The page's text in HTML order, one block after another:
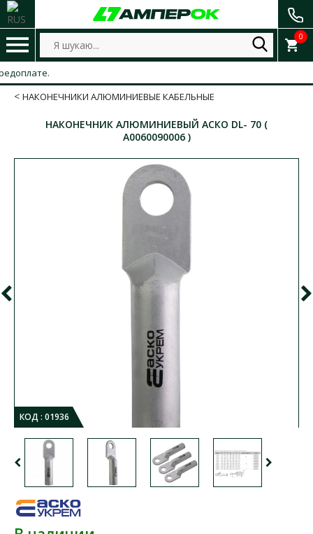
0
НАКОНЕЧНИКИ АЛЮМИНИЕВЫЕ КАБЕЛЬНЫЕ
НАКОНЕЧНИК АЛЮМИНИЕВЫЙ АСКО DL- 70 (
A0060090006 )
КОД : 01936